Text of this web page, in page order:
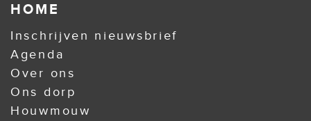
HOME
Inschrijven nieuwsbrief
Agenda
Over ons
Ons dorp
Houwmouw